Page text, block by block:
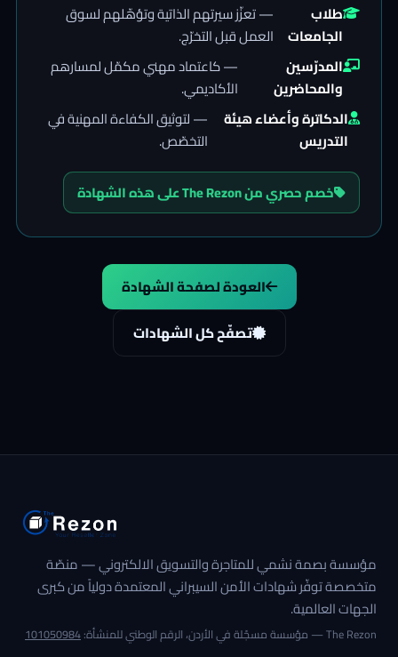
طلاب
الجامعات
— تعزّز سيرتهم الذاتية وتؤهّلهم لسوق
العمل قبل التخرّج.
المدرّسين
والمحاضرين
— كاعتماد مهني مكمّل لمسارهم
الأكاديمي.
الدكاترة وأعضاء هيئة
التدريس
— لتوثيق الكفاءة المهنية في
التخصّص.
خصم حصري من The Rezon على هذه الشهادة
العودة لصفحة الشهادة
تصفّح كل الشهادات
مؤسسة بصمة نشمي للمتاجرة والتسويق الالكتروني — منصّة
متخصصة توفّر شهادات الأمن السيبراني المعتمدة دولياً من كبرى
الجهات العالمية.
The Rezon — مؤسسة مسجّلة في الأردن، الرقم الوطني للمنشأة: 101050984